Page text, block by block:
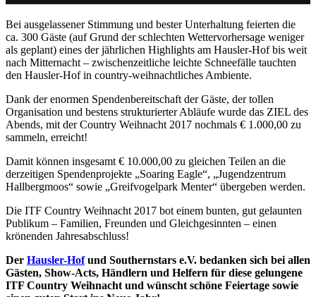
Bei ausgelassener Stimmung und bester Unterhaltung feierten die
ca. 300 Gäste (auf Grund der schlechten Wettervorhersage weniger
als geplant) eines der jährlichen Highlights am Hausler-Hof bis weit
nach Mitternacht – zwischenzeitliche leichte Schneefälle tauchten
den Hausler-Hof in country-weihnachtliches Ambiente.
Dank der enormen Spendenbereitschaft der Gäste, der tollen
Organisation und bestens strukturierter Abläufe wurde das ZIEL des
Abends, mit der Country Weihnacht 2017 nochmals € 1.000,00 zu
sammeln, erreicht!
Damit können insgesamt € 10.000,00 zu gleichen Teilen an die
derzeitigen Spendenprojekte „Soaring Eagle“, „Jugendzentrum
Hallbergmoos“ sowie „Greifvogelpark Menter“ übergeben werden.
Die ITF Country Weihnacht 2017 bot einem bunten, gut gelaunten
Publikum – Familien, Freunden und Gleichgesinnten – einen
krönenden Jahresabschluss!
Der Hausler-Hofund Southernstars e.V. bedanken sich bei allen
Gästen, Show-Acts, Händlern und Helfern für diese gelungene
ITF Country Weihnacht und wünscht schöne Feiertage sowie